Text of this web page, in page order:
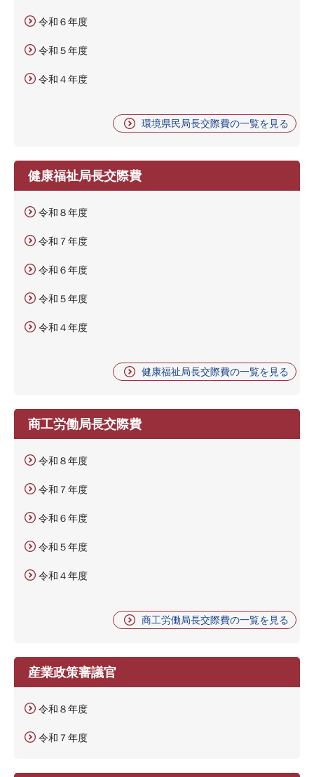
令和６年度
令和５年度
令和４年度
環境県民局長交際費の一覧を見る
健康福祉局長交際費
令和８年度
令和７年度
令和６年度
令和５年度
令和４年度
健康福祉局長交際費の一覧を見る
商工労働局長交際費
令和８年度
令和７年度
令和６年度
令和５年度
令和４年度
商工労働局長交際費の一覧を見る
産業政策審議官
令和８年度
令和７年度